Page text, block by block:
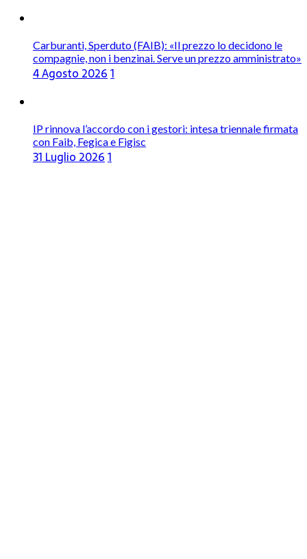
Carburanti, Sperduto (FAIB): «Il prezzo lo decidono le
compagnie, non i benzinai. Serve un prezzo amministrato»
4 Agosto 20261
IP rinnova l’accordo con i gestori: intesa triennale firmata
con Faib, Fegica e Figisc
31 Luglio 20261